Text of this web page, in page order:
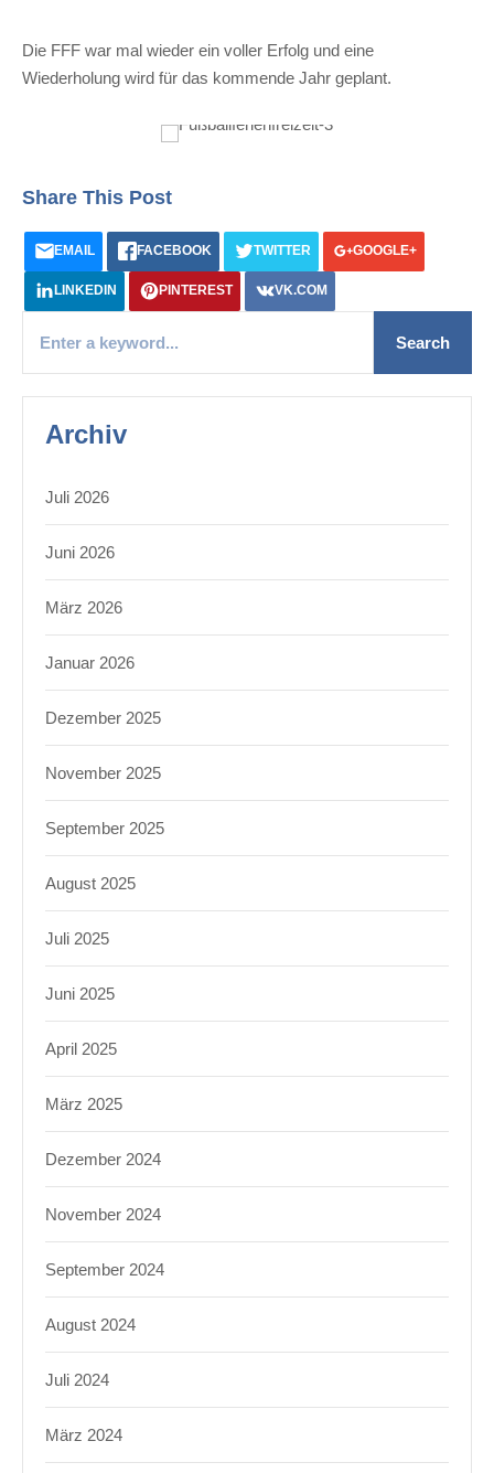
Die FFF war mal wieder ein voller Erfolg und eine
Wiederholung wird für das kommende Jahr geplant.
Share This Post
EMAIL FACEBOOK TWITTER GOOGLE+
LINKEDIN PINTEREST VK.COM
Archiv
Juli 2026
Juni 2026
März 2026
Januar 2026
Dezember 2025
November 2025
September 2025
August 2025
Juli 2025
Juni 2025
April 2025
März 2025
Dezember 2024
November 2024
September 2024
August 2024
Juli 2024
März 2024